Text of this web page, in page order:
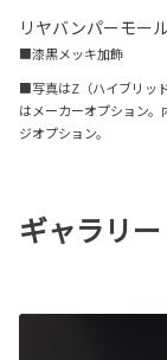
リヤバンパーモー
■漆黒メッキ加飾
■写真はZ（ハイブリッ
はメーカーオプション
ジオプション。
ギャラリー